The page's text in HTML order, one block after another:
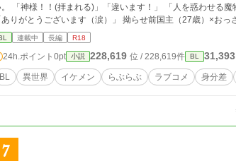
「神様！！(拝まれる)」「違います！」 「人を惑わせる
りがとうございます（涙）」 拗らせ前国主（27歳）×おっ
連載中 長編 R18
24h.ポイント 0pt 小説 228,619 位 / 228,619件 BL 31,393
BL 異世界 イケメン らぶらぶ ラブコメ 身分差
7